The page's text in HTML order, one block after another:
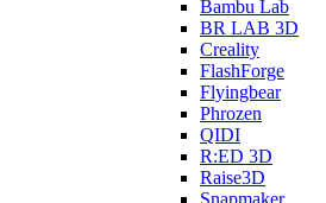
Bambu Lab
BR LAB 3D
Creality
FlashForge
Flyingbear
Phrozen
QIDI
R:ED 3D
Raise3D
Snapmaker